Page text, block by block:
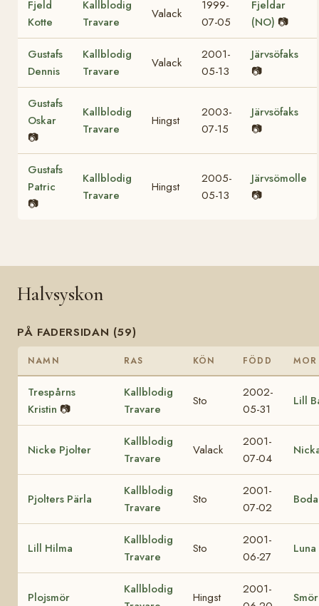
Fjeld
Kotte
Kallblodig
Travare
Valack
1999-
07-05
Fjeldar
(NO) 📷
Gustafs
Dennis
Kallblodig
Travare
Valack
2001-
05-13
Järvsöfaks
📷
Gustafs
Oskar
📷
Kallblodig
Travare
Hingst
2003-
07-15
Järvsöfaks
📷
Gustafs
Patric
📷
Kallblodig
Travare
Hingst
2005-
05-13
Järvsömolle
📷
Halvsyskon
PÅ FADERSIDAN (59)
NAMN RAS KÖN FÖDD MOR
Trespårns
Kristin 📷
Kallblodig
Travare
Sto
2002-
05-31
Lill
Nicke Pjolter
Kallblodig
Travare
Valack
2001-
07-04
Pjolters Pärla
Kallblodig
Travare
Sto
2001-
07-02
Lill Hilma
Kallblodig
Travare
Sto
2001-
06-27
Plojsmör
Kallblodig
Hingst
2001-